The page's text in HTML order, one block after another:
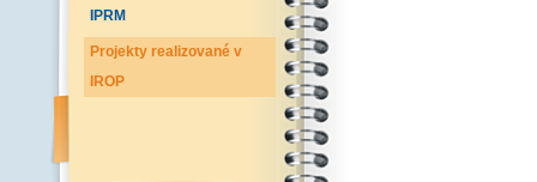
IPRM
Projekty realizované v
IROP